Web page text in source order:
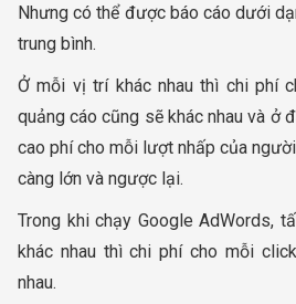
Nhưng có thể được báo cáo dưới
trung bình.
Ở mỗi vị trí khác nhau thì chi phí
quảng cáo cũng sẽ khác nhau và ở
cao phí cho mỗi lượt nhấp của
càng lớn và ngược lại.
Trong khi chạy Google AdWords,
khác nhau thì chi phí cho mỗi
nhau.